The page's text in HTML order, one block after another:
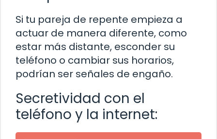
Si tu pareja de repente empieza a
actuar de manera diferente, como
estar más distante, esconder su
teléfono o cambiar sus horarios,
podrían ser señales de engaño.
Secretividad con el
teléfono y la internet: